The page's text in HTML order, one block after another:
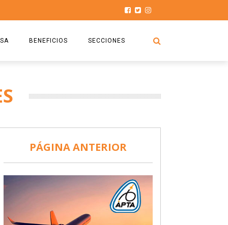
BENEFICIOS
COMISIÓN
DOCUMENTOS
SEGURO DE SEPELIOS
SECCIONES
HISTORIAS DE LUCHA
TURISMO Y RECREACIÓN
PÁGINA ANTERIOR